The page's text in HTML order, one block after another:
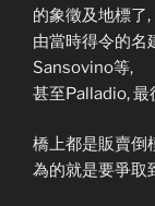
的象徵及地標了,
由當時得令的名
Sansovino等,
甚至Palladio, 最
橋上都是販賣倒
為的就是要爭取